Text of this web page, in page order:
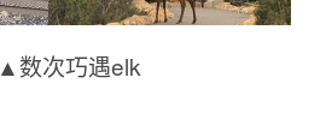
▲数次巧遇elk